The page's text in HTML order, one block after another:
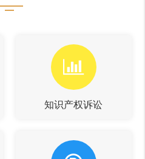
知识产权诉讼